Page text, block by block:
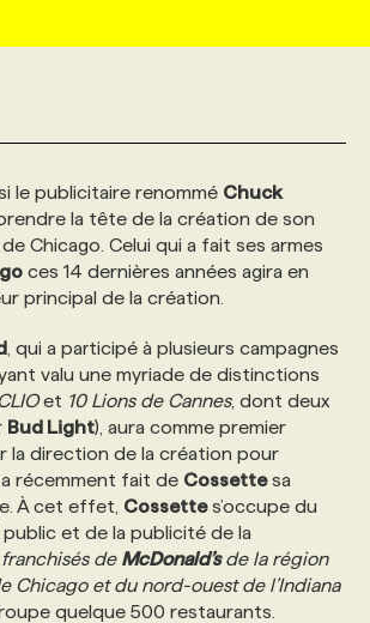
DE L'INDUSTRIE
NUMÉRIQUES
DISTINCTIONS
SOCIAUX
DURABLE
PUBLICITÉ
AVEC NOUS
LA CVTHÈQUE
AVEC NOUS
OFFRES
CANDIDAT
AVEC NOUS
EN LIGNE
DE FORMATIONS
PERSONNALISÉES
CHOISIR NOS FORMATIONS
DE SUBVENTIONS
CHASSE DE TÊTE
AVEC NOUS
le publicitaire renommé Chuck
la tête de la création de son
Chicago. Celui qui a fait ses armes
ces 14 dernières années agira en
principal de la création.
, qui a participé à plusieurs campagnes
valu une myriade de distinctions
et 10 Lions de Cannes, dont deux
Bud Light), aura comme premier
la direction de la création pour
a récemment fait de Cossettesa
À cet effet, Cossettes’occupe du
et de la publicité de la
de McDonald’sde la région
Chicago et du nord-ouest de l’Indiana
quelque 500 restaurants.